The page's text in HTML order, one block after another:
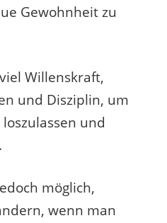
Gewohnheit zu
Willenskraft,
und Disziplin, um
und
möglich,
wenn man